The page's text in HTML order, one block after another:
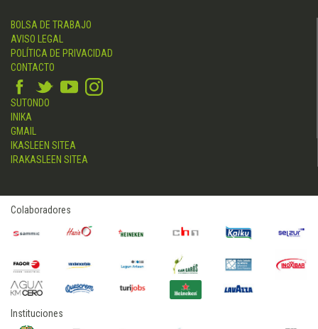
BOLSA DE TRABAJO
AVISO LEGAL
POLÍTICA DE PRIVACIDAD
CONTACTO
SUTONDO
INIKA
GMAIL
IKASLEEN SITEA
IRAKASLEEN SITEA
Colaboradores
Instituciones